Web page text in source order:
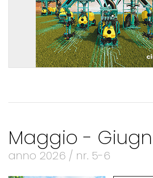
Maggio -
anno 2026 / nr. 5-6